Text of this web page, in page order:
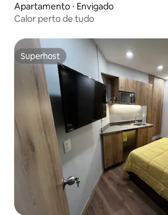
Apartamento ⋅ Envigado
Calor perto de tudo
Superhost
Superhost